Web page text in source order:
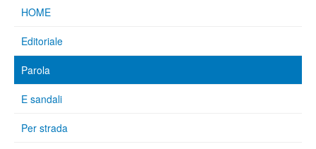
HOME
Editoriale
Parola
E sandali
Per strada